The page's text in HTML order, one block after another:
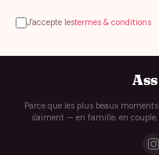
J'accepte lestermes & conditions
Parce que les plus beaux
s'aiment — en famille, en couple,